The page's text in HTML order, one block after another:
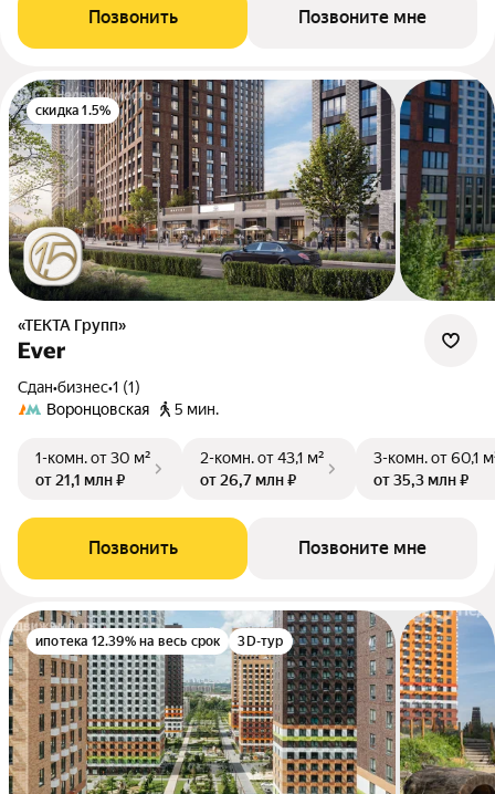
Позвонить Позвоните мне
скидка 1.5%
«ТЕКТА Групп»
Ever
Сдан•бизнес•1 (1)
Воронцовская
5 мин.
1-комн.от 30 м²
от 21,1 млн ₽
2-комн.от 43,1 м²
от 26,7 млн ₽
3-комн.от 60,1
от 35,3 млн ₽
Позвонить Позвоните мне
ипотека 12.39% на весь срок 3D-тур